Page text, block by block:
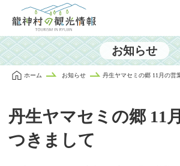
ス
キ
お知らせ
ホーム お知らせ 丹生ヤマセミの郷 11月の営
丹生ヤマセミの郷 11
つきまして